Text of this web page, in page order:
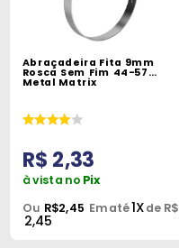
Abraçadeira Fita 9mm
Rosca Sem Fim 44-57
Metal Matrix
R$ 2,33
à vista no Pix
Ou R$2,45 Em até1Xde R$
2,45